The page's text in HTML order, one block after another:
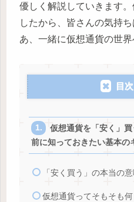
優しく解説していきます
したから、皆さんの気持
あ、一緒に仮想通貨の世界
目次
仮想通貨を「安く」
前に知っておきたい基本の
「安く買う」の本当の
仮想通貨ってそもそも